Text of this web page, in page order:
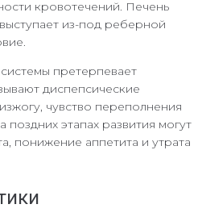
кровотечений. Печень
из-под реберной
претерпевает
диспепсические
чувство переполнения
этапах развития могут
понижение аппетита и утрата